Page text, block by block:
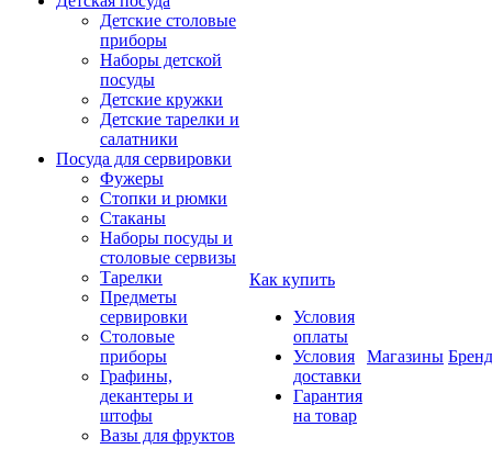
Детские столовые
приборы
Наборы детской
посуды
Детские кружки
Детские тарелки и
салатники
Посуда для сервировки
Фужеры
Стопки и рюмки
Стаканы
Наборы посуды и
столовые сервизы
Тарелки
Предметы
сервировки
Столовые
приборы
Графины,
декантеры и
штофы
Вазы для фруктов
Как купить
Условия
оплаты
Условия
доставки
Гарантия
на товар
Магазины